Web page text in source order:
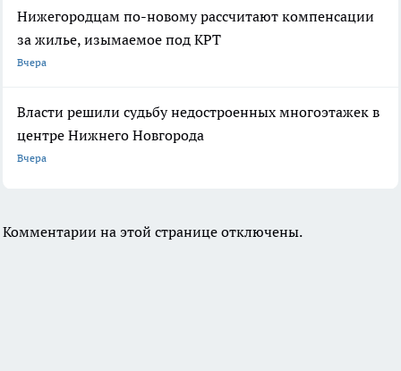
Нижегородцам по-новому рассчитают компенсации
за жилье, изымаемое под КРТ
Вчера
Власти решили судьбу недостроенных многоэтажек в
центре Нижнего Новгорода
Вчера
Комментарии на этой странице отключены.